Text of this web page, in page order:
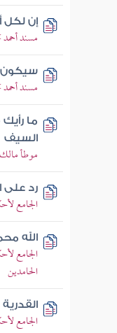
إن لكل
مسند
سيكون
مسند
ما
السيف
موطأ
رد على
الجامع
الله
الجامع
الحامدين
القدرية
الجامع